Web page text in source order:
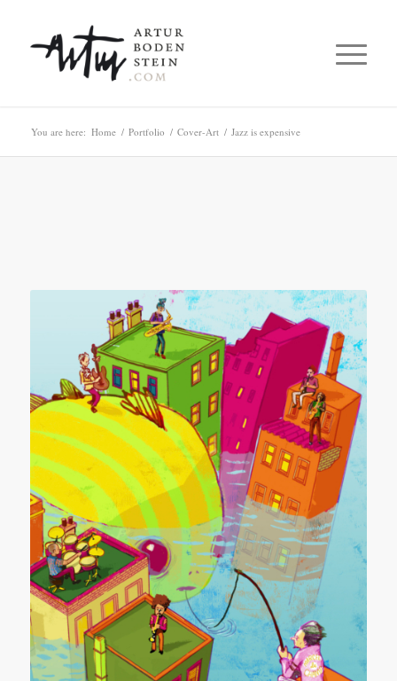
You are here: Home / Portfolio / Cover-Art / Jazz is expensive